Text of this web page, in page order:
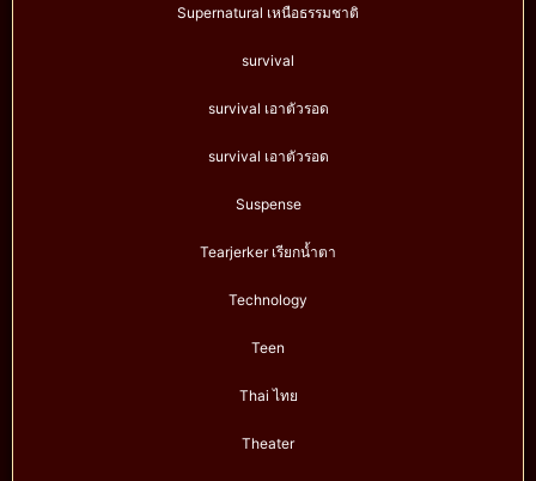
Supernatural เหนือธรรมชาติ
survival
survival เอาตัวรอด
survival เอาตัวรอด
Suspense
Tearjerker เรียกน้ำตา
Technology
Teen
Thai ไทย
Theater